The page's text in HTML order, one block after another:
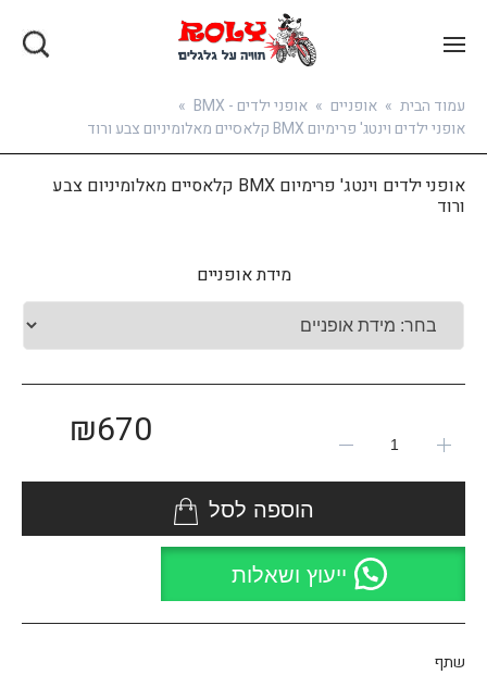
בואו להירשם
עמוד הבית » אופניים » אופני ילדים - BMX
»
אופני ילדים וינטג' פרימיום BMX קלאסיים מאלומיניום צבע ורוד
אופני ילדים וינטג' פרימיום BMX קלאסיים מאלומיניום צבע
ורוד
מידת אופניים
₪670
הוספה לסל
ייעוץ ושאלות
שתף